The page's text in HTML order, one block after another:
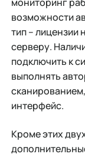
возможности
тип – лицензии
серверу.
подключить к
выполнять
интерфейс.
Кроме этих